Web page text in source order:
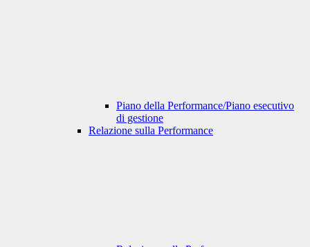
Piano della Performance/Piano esecutivo
di gestione
Relazione sulla Performance